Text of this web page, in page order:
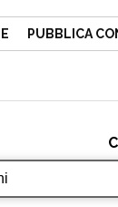
PUBBLICA